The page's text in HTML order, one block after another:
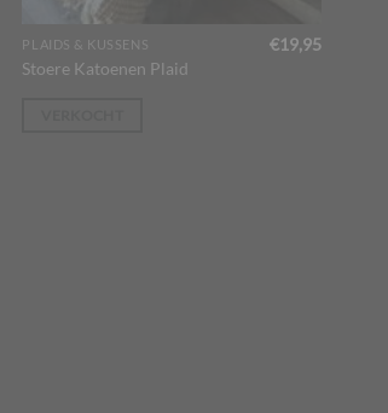
PLAIDS & KUSSENS
Stoere Katoenen Plaid
€19,95